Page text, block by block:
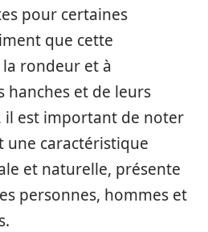
pour certaines
que cette
rondeur et à
hanches et de leurs
il est important de noter
une caractéristique
et naturelle, présente
personnes, hommes et